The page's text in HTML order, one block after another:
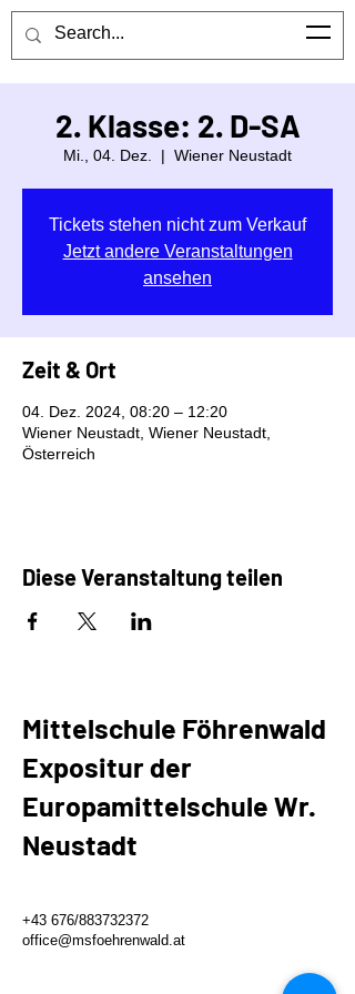
Mittelschule Föhrenwald
Kontaktiere uns
2. Klasse: 2. D-SA
Mi., 04. Dez.
  |
Wiener Neustadt
Tickets stehen nicht zum Verkauf
Jetzt andere Veranstaltungen
ansehen
Zeit & Ort
04. Dez. 2024, 08:20 – 12:20
Wiener Neustadt, Wiener Neustadt,
Österreich
Diese Veranstaltung teilen
Mittelschule Föhrenwald
Expositur der
Europamittelschule Wr.
Neustadt
+43 676/883732372
office@msfoehrenwald.at